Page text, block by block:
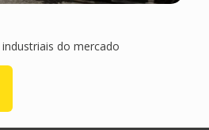
do mercado